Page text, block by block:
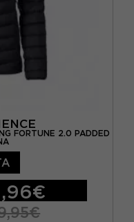
FORTUNE 2.0 PADDED